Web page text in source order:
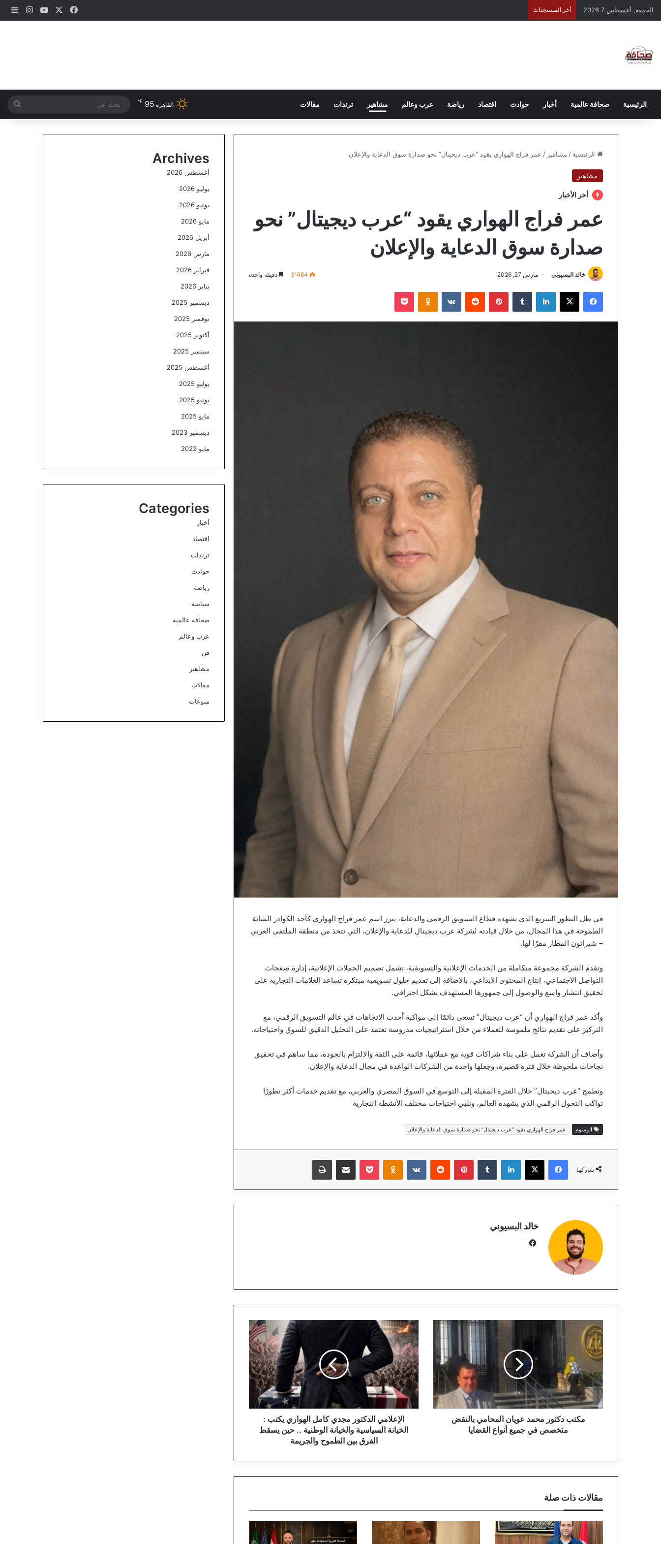
الجمعة, أغسطس 7 2026 أخر المستجدات فيسبوك ‫YouTube
الرئيسية صحافة عالمية أخبار حوادث اقتصاد رياضة عرب وعالم مشاهير ترندات مقالات القاهرة 95
℉
عن
الرئيسية / مشاهير / عمر فراج الهواري يقود “عرب ديجيتال” نحو صدارة سوق الدعاية والإعلان
مشاهير
أخر الأخبار
عمر فراج الهواري يقود “عرب ديجيتال” نحو
صدارة سوق الدعاية والإعلان
خالد البسيوني مارس 27, 2026 3٬464 دقيقة واحدة
فيسبوك لينكدإن بينتيريست
في ظل التطور السريع الذي يشهده قطاع التسويق الرقمي والدعاية، يبرز اسم عمر فراج الهواري كأحد الكوادر الشابة
الطموحة في هذا المجال، من خلال قيادته لشركة عرب ديجيتال للدعاية والإعلان، التي تتخذ من منطقة الملتقى العربي
– شيراتون المطار مقرًا لها.
وتقدم الشركة مجموعة متكاملة من الخدمات الإعلانية والتسويقية، تشمل تصميم الحملات الإعلانية، إدارة صفحات
التواصل الاجتماعي، إنتاج المحتوى الإبداعي، بالإضافة إلى تقديم حلول تسويقية مبتكرة تساعد العلامات التجارية على
تحقيق انتشار واسع والوصول إلى جمهورها المستهدف بشكل احترافي.
وأكد عمر فراج الهواري أن “عرب ديجيتال” تسعى دائمًا إلى مواكبة أحدث الاتجاهات في عالم التسويق الرقمي، مع
التركيز على تقديم نتائج ملموسة للعملاء من خلال استراتيجيات مدروسة تعتمد على التحليل الدقيق للسوق واحتياجاته.
وأضاف أن الشركة تعمل على بناء شراكات قوية مع عملائها، قائمة على الثقة والالتزام بالجودة، مما ساهم في تحقيق
نجاحات ملحوظة خلال فترة قصيرة، وجعلها واحدة من الشركات الواعدة في مجال الدعاية والإعلان.
وتطمح “عرب ديجيتال” خلال الفترة المقبلة إلى التوسع في السوق المصري والعربي، مع تقديم خدمات أكثر تطورًا
تواكب التحول الرقمي الذي يشهده العالم، وتلبي احتياجات مختلف الأنشطة التجارية
الوسوم عمر فراج الهواري يقود “عرب ديجيتال” نحو صدارة سوق الدعاية والإعلان
شاركها
فيسبوك لينكدإن بينتيريست
خالد البسيوني
ك
ت
ب
ك
ت
و
ر
ع
ن
ا
ل
مكتب دكتور محمد عويان المحامي بالنقض
متخصص في جميع أنواع القضايا
ل
إ
ع
ل
ا
م
ي
ا
و
ي
ك
ا
م
الإعلامي الدكتور مجدي كامل الهواري يكتب :
الخيانة السياسية والخيانة الوطنية .. حين يسقط
الفرق بين الطموح والجريمة
مقالات ذات صلة
Archives
أغسطس 2026
يوليو 2026
يونيو 2026
مايو 2026
أبريل 2026
مارس 2026
فبراير 2026
يناير 2026
ديسمبر 2025
نوفمبر 2025
أكتوبر 2025
سبتمبر 2025
أغسطس 2025
يوليو 2025
يونيو 2025
مايو 2025
ديسمبر 2023
مايو 2022
Categories
أخبار
اقتصاد
ترندات
حوادث
رياضة
سياسة
صحافة عالمية
عرب وعالم
فن
مشاهير
مقالات
منوعات